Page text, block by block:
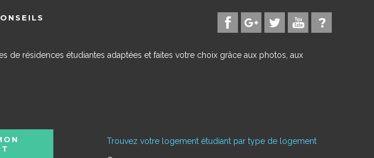
de résidences étudiantes adaptées et faites votre choix grâce aux photos, aux
Trouvez votre logement étudiant par type de logement